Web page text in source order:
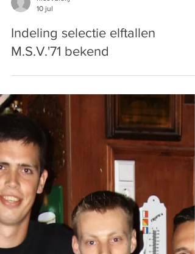
Indeling selectie elftallen
M.S.V.'71 bekend